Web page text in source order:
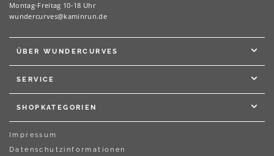
Montag-Freitag 10-18 Uhr
wundercurves@kaminrun.de
ÜBER WUNDERCURVES
SERVICE
SHOPKATEGORIEN
Impressum
Datenschutzinformationen